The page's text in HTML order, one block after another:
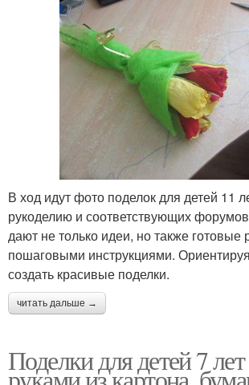
В ход идут фото поделок для детей 11
рукоделию и соответствующих
дают не только идеи, но также готовые
пошаговыми инструкциями.
создать красивые поделки.
читать дальше →
Поделки для детей 7